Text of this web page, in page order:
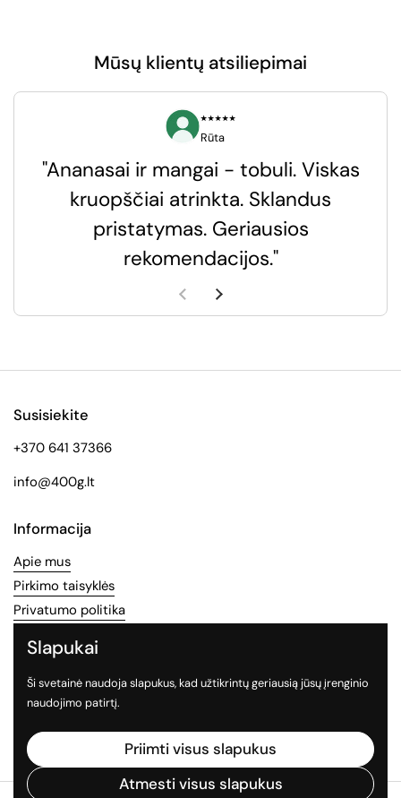
Mūsų klientų atsiliepimai
⭑⭑⭑⭑⭑
Rūta
"Ananasai ir mangai - tobuli. Viskas
kruopščiai atrinkta. Sklandus
pristatymas. Geriausios
rekomendacijos."
Ankstesnė skaidrė
Kita skaidrė
Susisiekite
+370 641 37366
info@400g.lt
Informacija
Apie mus
Pirkimo taisyklės
Privatumo politika
Socialinės medijos
Sekite mus socialiniuose tinkluose
Facebook
Slapukai
Ši svetainė naudoja slapukus, kad užtikrintų geriausią jūsų įrenginio
naudojimo patirtį.
Priimti visus slapukus
Atmesti visus slapukus